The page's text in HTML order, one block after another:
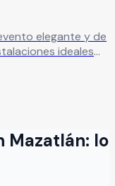
elegante y de
ideales
brindando
sea
Mazatlán: lo